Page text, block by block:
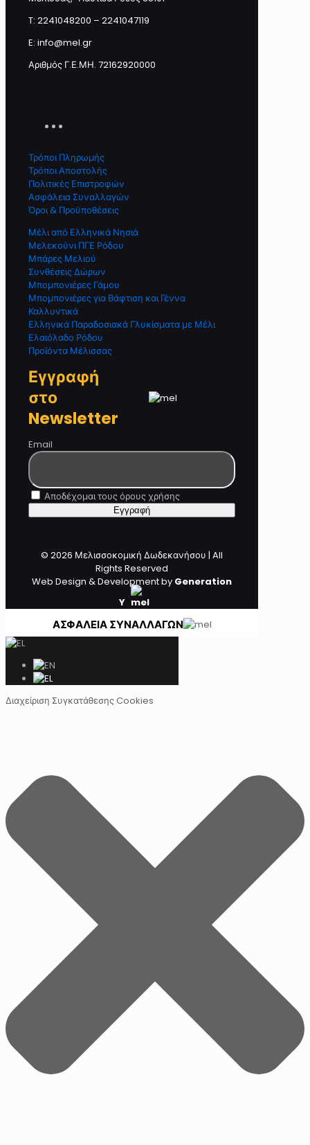
T: 2241048200 – 2241047119
E: info@mel.gr
Αριθμός Γ.Ε.ΜΗ. 72162920000
Τρόποι Πληρωμής
Τρόποι Αποστολής
Πολιτικές Επιστροφών
Ασφάλεια Συναλλαγών
Όροι & Προϋποθέσεις
Μέλι από Ελληνικά Νησιά
Μελεκούνι ΠΓΕ Ρόδου
Μπάρες Μελιού
Συνθέσεις Δώρων
Μπομπονιέρες Γάμου
Μπομπονιέρες για Βάφτιση και Γέννα
Καλλυντικά
Ελληνικά Παραδοσιακά Γλυκίσματα με Μέλι
Ελαιόλαδο Ρόδου
Προϊόντα Μέλισσας
Εγγραφή
στο
Newsletter
Email
Αποδέχομαι τους όρους χρήσης
© 2026 Μελισσοκομική Δωδεκανήσου | All
Rights Reserved
Web Design & Development by Generation
Y
ΑΣΦΑΛΕΙΑ ΣΥΝΑΛΛΑΓΩΝ
Διαχείριση Συγκατάθεσης Cookies